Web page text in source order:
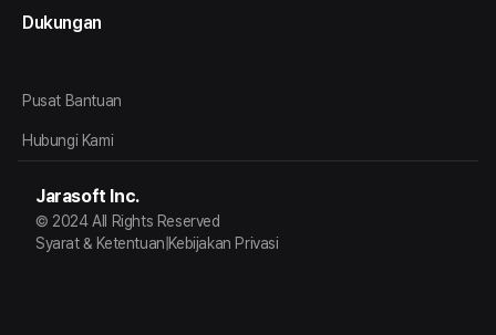
Dukungan
Pusat Bantuan
Hubungi Kami
Jarasoft Inc.
© 2024 All Rights Reserved
Syarat & Ketentuan Kebijakan Privasi